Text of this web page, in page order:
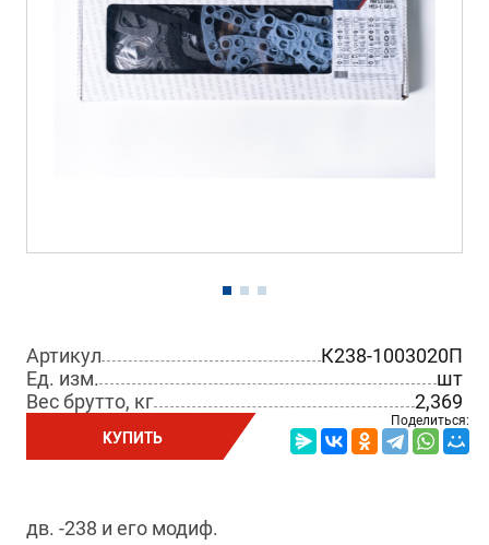
Артикул
К238-1003020П
Ед. изм.
шт
Вес брутто, кг
2,369
КУПИТЬ
Поделиться:
дв. -238 и его модиф.